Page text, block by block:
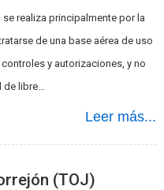
realiza principalmente por la
de una base aérea de uso
y autorizaciones, y no
de libre…
Leer más...
(TOJ)